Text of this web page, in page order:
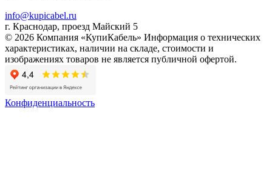
info@kupicabel.ru
г. Краснодар, проезд Майский 5
© 2026 Компания «КупиКабель» Информация о технических
характеристиках, наличии на складе, стоимости и
изображениях товаров не является публичной офертой.
Конфиденциальность